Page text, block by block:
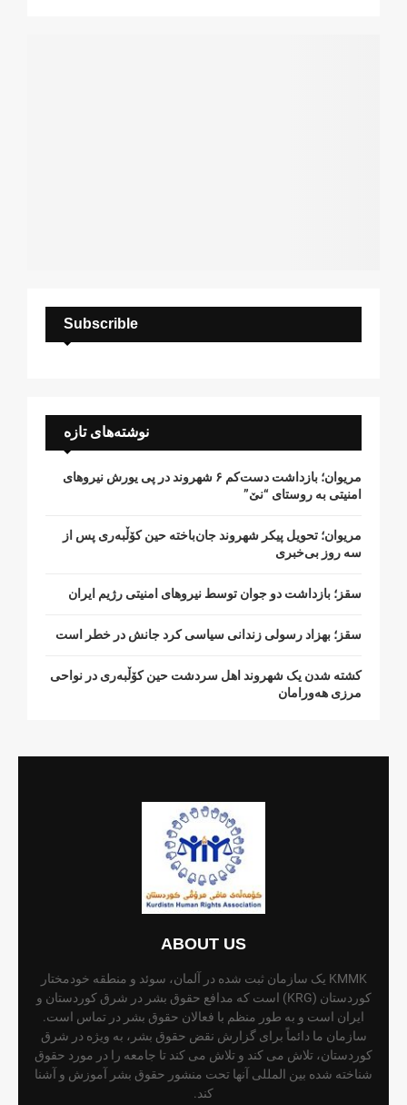
Subscrible
نوشته‌های تازه
مریوان؛ بازداشت دست‌کم ۶ شهروند در پی یورش نیروهای
امنیتی به روستای “نێ”
مریوان؛ تحویل پیکر شهروند جان‌باخته حین کۆڵبەری پس از
سە روز بی‌خبری
سقز؛ بازداشت دو جوان توسط نیروهای امنیتی رژیم ایران
سقز؛ بهزاد رسولی زندانی سیاسی کرد جانش در خطر است
کشتە شدن یک شهروند اهل سردشت حین کۆڵبەری در نواحی
مرزی هەورامان
ABOUT US
KMMK یک سازمان ثبت شده در آلمان، سوئد و منطقه خودمختار
کوردستان (KRG) است که مدافع حقوق بشر در شرق کوردستان و
ایران است و به طور منظم با فعالان حقوق بشر در تماس است.
سازمان ما دائماً برای گزارش نقض حقوق بشر، به ویژه در شرق
کوردستان، تلاش می کند و تلاش می کند تا جامعه را در مورد حقوق
شناخته شده بین المللی آنها تحت منشور حقوق بشر آموزش و آشنا
کند.